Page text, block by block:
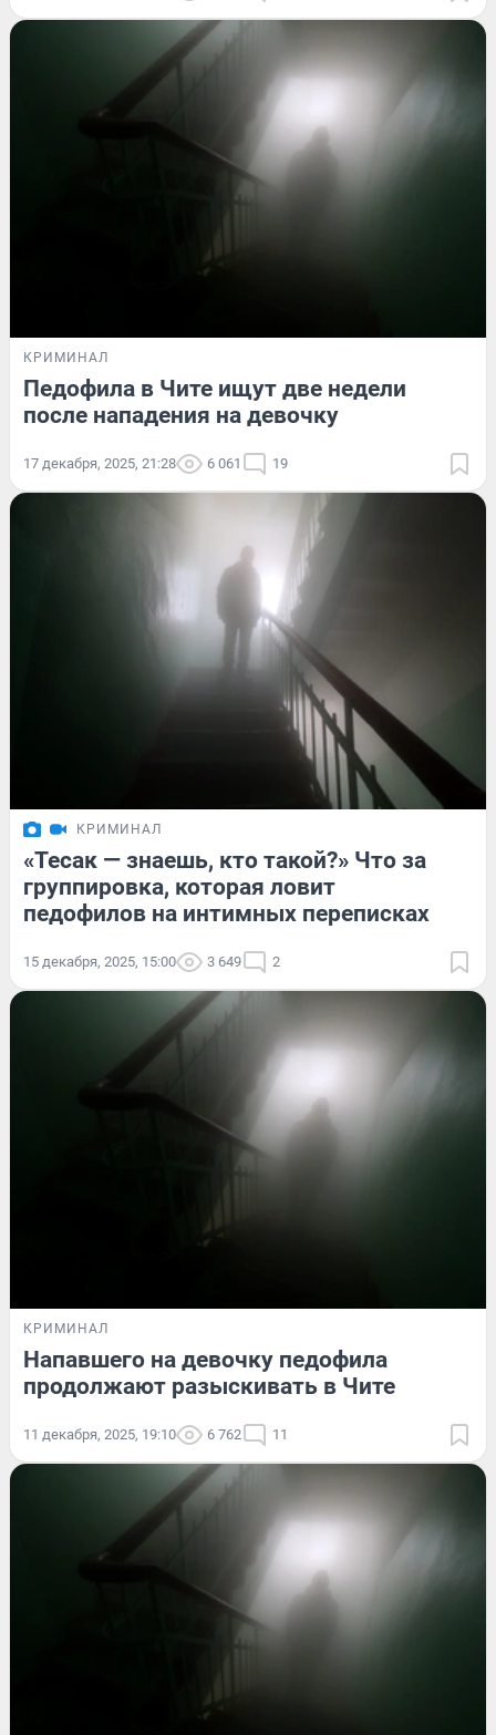
КРИМИНАЛ
Педофила в Чите ищут две недели
после нападения на девочку
17 декабря, 2025, 21:28 6 061 19
КРИМИНАЛ
«Тесак — знаешь, кто такой?» Что за
группировка, которая ловит
педофилов на интимных переписках
15 декабря, 2025, 15:00 3 649 2
КРИМИНАЛ
Напавшего на девочку педофила
продолжают разыскивать в Чите
11 декабря, 2025, 19:10 6 762 11